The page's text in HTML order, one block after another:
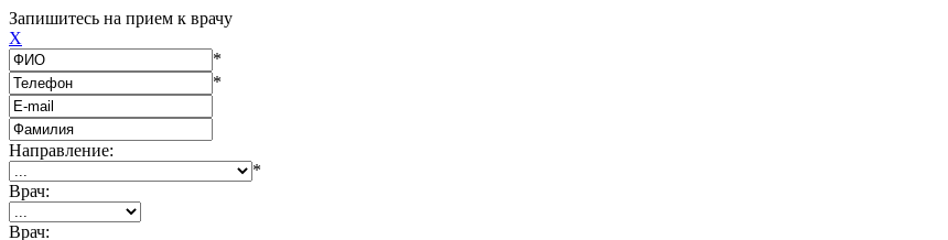
Запишитесь на прием к врачу
X
*
*
Направление:
*
Врач:
Врач: